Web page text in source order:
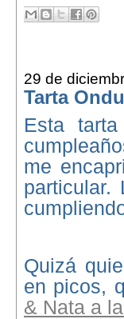
29 de
Tarta
Esta
me
particular.
Quizá
en picos,
& Nata a